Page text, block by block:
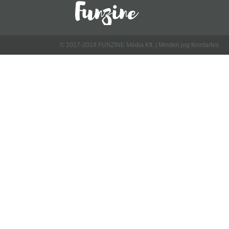
© 2017-2018 FUNZINE Média Kft. | Minden jog fenntartva